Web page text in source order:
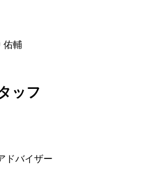
佑輔
ッフ
ドバイザー